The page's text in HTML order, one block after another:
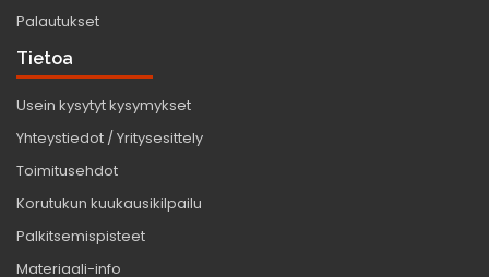
Palautukset
Tietoa
Usein kysytyt kysymykset
Yhteystiedot / Yritysesittely
Toimitusehdot
Korutukun kuukausikilpailu
Palkitsemispisteet
Materiaali-info